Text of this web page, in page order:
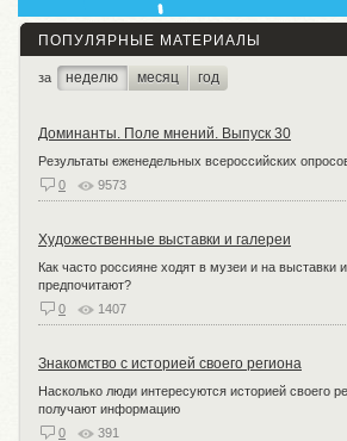
ПОПУЛЯРНЫЕ МАТЕРИАЛЫ
за неделю месяц год
Доминанты. Поле мнений. Выпуск 30
Результаты еженедельных всероссийских
0
9573
Художественные выставки и галереи
Как часто россияне ходят в музеи и на выставки
предпочитают?
0
1407
Знакомство с историей своего региона
Насколько люди интересуются историей своего
получают информацию
0
391